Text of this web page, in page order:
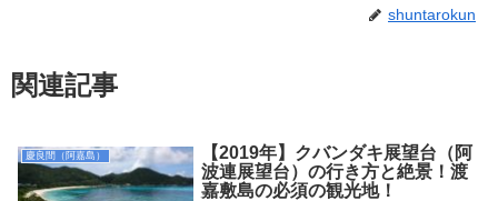
shuntarokun
関連記事
慶良間（阿嘉島）
【2019年】クバンダキ展望台（阿
波連展望台）の行き方と絶景！渡
嘉敷島の必須の観光地！